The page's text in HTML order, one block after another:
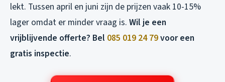
lekt. Tussen april en juni zijn de prijzen vaak 10-15%
lager omdat er minder vraag is. Wil je een
vrijblijvende offerte? Bel 085 019 24 79voor een
gratis inspectie.